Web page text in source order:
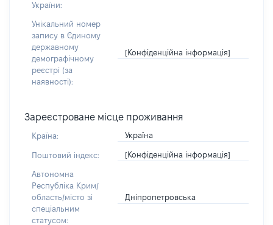
України:
Унікальний номер
запису в Єдиному
державному
демографічному
реєстрі (за
наявності):
[Конфіденційна інформація]
Зареєстроване місце проживання
Країна: Україна
Поштовий індекс: [Конфіденційна інформація]
Автономна
Республіка Крим/
область/місто зі
спеціальним
статусом:
Дніпропетровська